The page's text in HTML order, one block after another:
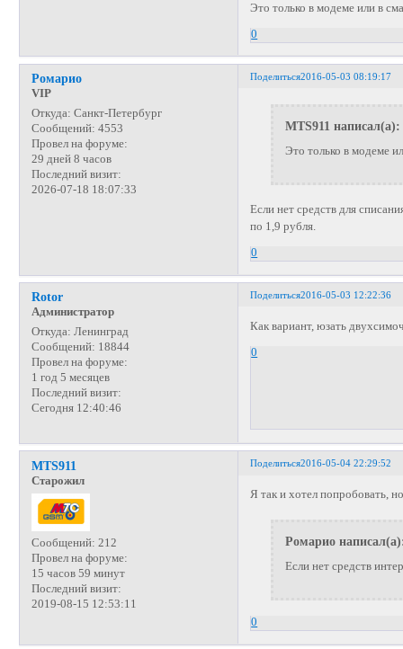
Это только в модеме или в
0
Поделиться2016-05-03 08:19:17
Ромарио
VIP
Откуда: Санкт-Петербург
Сообщений: 4553
Провел на форуме:
29 дней 8 часов
Последний визит:
2026-07-18 18:07:33
MTS911 написал(а):
Это только в модеме
Если нет средств для
по 1,9 рубля.
0
Поделиться2016-05-03 12:22:36
Rotor
Администратор
Откуда: Ленинград
Сообщений: 18844
Провел на форуме:
1 год 5 месяцев
Последний визит:
Сегодня 12:40:46
Как вариант, юзать
0
Поделиться2016-05-04 22:29:52
MTS911
Старожил
Сообщений: 212
Провел на форуме:
15 часов 59 минут
Последний визит:
2019-08-15 12:53:11
Я так и хотел попробовать,
Ромарио
Если нет средств
0